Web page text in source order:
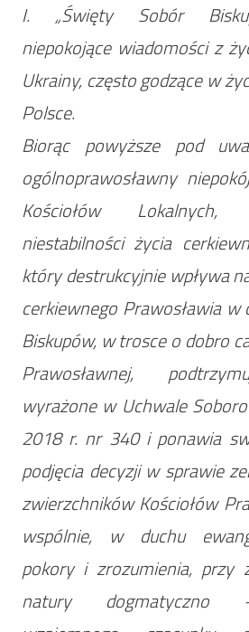
I. „Święty Sobór
niepokojące wiadomości z
Ukrainy, często godzące w
Polsce.
Biorąc powyższe pod
ogólnoprawosławny
Kościołów
niestabilności życia
który destrukcyjnie wpływa
cerkiewnego Prawosławia w
Biskupów, w trosce o dobro
Prawosławnej,
wyrażone w Uchwale
2018 r. nr 340 i ponawia
podjęcia decyzji w sprawie
zwierzchników Kościołów
wspólnie, w duchu
pokory i zrozumienia, przy
natury dogmatyczno